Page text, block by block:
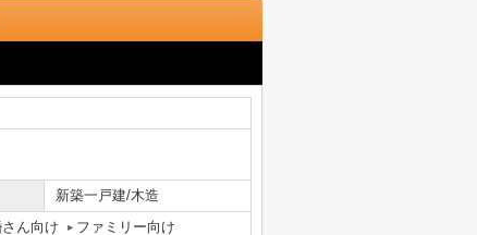
新築一戸建/木造
ん向け
ファミリー向け